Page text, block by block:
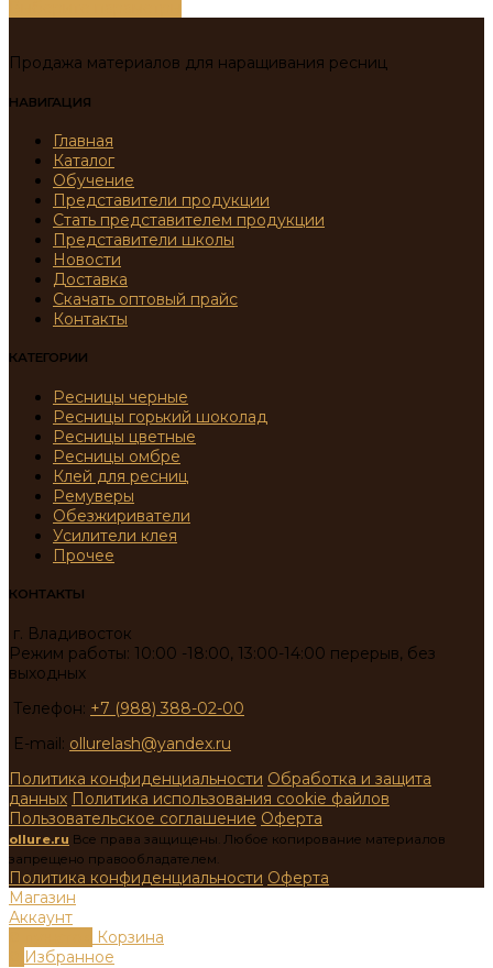
Продажа материалов для наращивания ресниц
НАВИГАЦИЯ
Главная
Каталог
Обучение
Представители продукции
Стать представителем продукции
Представители школы
Новости
Доставка
Скачать оптовый прайс
Контакты
КАТЕГОРИИ
Ресницы черные
Ресницы горький шоколад
Ресницы цветные
Ресницы омбре
Клей для ресниц
Ремуверы
Обезжириватели
Усилители клея
Прочее
КОНТАКТЫ
г. Владивосток
Режим работы: 10:00 -18:00, 13:00-14:00 перерыв, без
выходных
Телефон: +7 (988) 388-02-00
E-mail: ollurelash@yandex.ru
Политика конфиденциальности Обработка и защита
данных Политика использования cookie файлов
Пользовательское соглашение Оферта
ollure.ru Все права защищены. Любое копирование материалов
запрещено правообладателем.
Политика конфиденциальности Оферта
Магазин
Аккаунт
Корзина
Избранное